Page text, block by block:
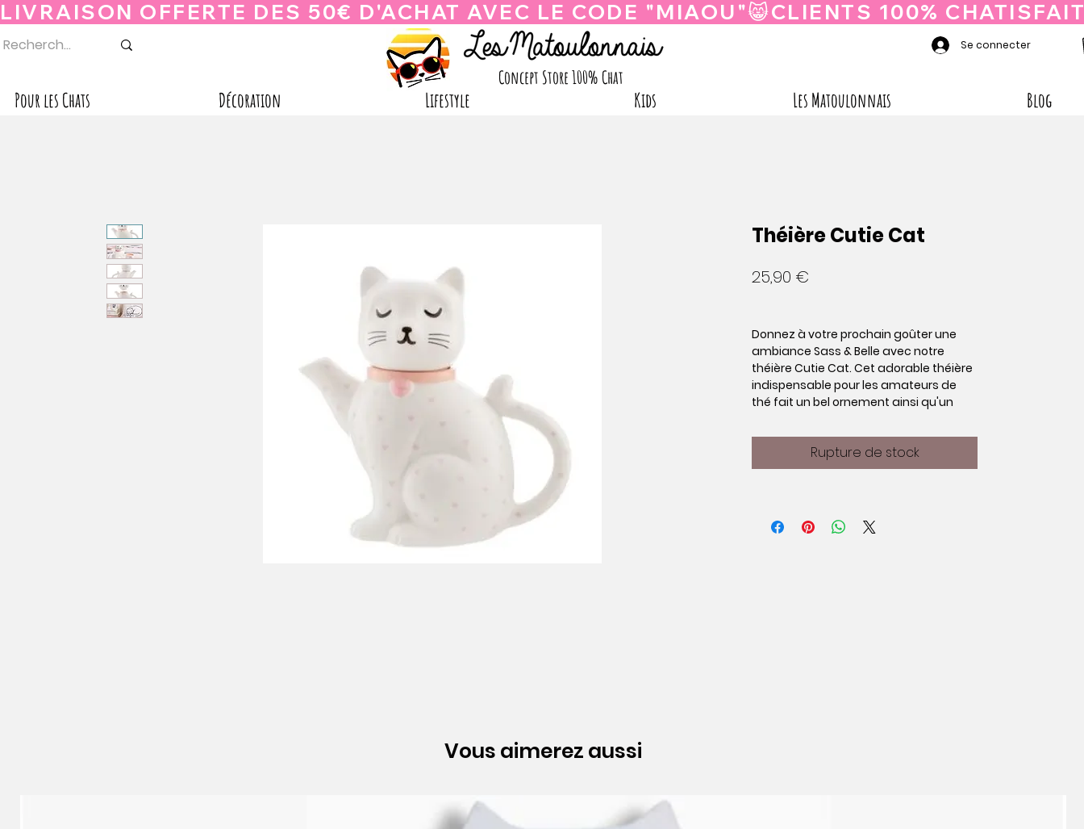
Concept Store 100% Chat
Pour les Chats Décoration Lifestyle Kids Les Matoulonnais Blog
Se connecter
Théière Cutie Cat
25,90 €
Donnez à votre prochain goûter une
ambiance Sass & Belle avec notre
théière Cutie Cat. Cet adorable théière
indispensable pour les amateurs de
thé fait un bel ornement ainsi qu'un
Dans un joli blanc doux, recouvert de
petits coeurs roses, cette théière est
amusante mais conçue pour s'adapter
Rupture de stock
Vous aimerez aussi